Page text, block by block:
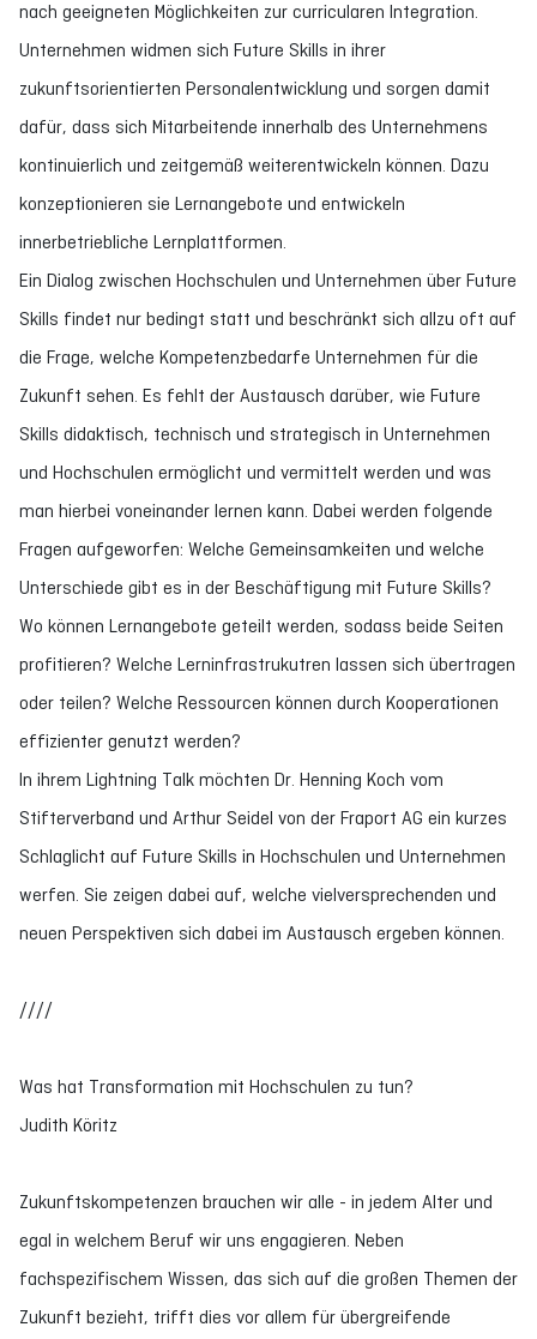
nach geeigneten Möglichkeiten zur curricularen Integration.
Unternehmen widmen sich Future Skills in ihrer
zukunftsorientierten Personalentwicklung und sorgen damit
dafür, dass sich Mitarbeitende innerhalb des Unternehmens
kontinuierlich und zeitgemäß weiterentwickeln können. Dazu
konzeptionieren sie Lernangebote und entwickeln
innerbetriebliche Lernplattformen.
Ein Dialog zwischen Hochschulen und Unternehmen über Future
Skills findet nur bedingt statt und beschränkt sich allzu oft auf
die Frage, welche Kompetenzbedarfe Unternehmen für die
Zukunft sehen. Es fehlt der Austausch darüber, wie Future
Skills didaktisch, technisch und strategisch in Unternehmen
und Hochschulen ermöglicht und vermittelt werden und was
man hierbei voneinander lernen kann. Dabei werden folgende
Fragen aufgeworfen: Welche Gemeinsamkeiten und welche
Unterschiede gibt es in der Beschäftigung mit Future Skills?
Wo können Lernangebote geteilt werden, sodass beide Seiten
profitieren? Welche Lerninfrastrukutren lassen sich übertragen
oder teilen? Welche Ressourcen können durch Kooperationen
effizienter genutzt werden?
In ihrem Lightning Talk möchten Dr. Henning Koch vom
Stifterverband und Arthur Seidel von der Fraport AG ein kurzes
Schlaglicht auf Future Skills in Hochschulen und Unternehmen
werfen. Sie zeigen dabei auf, welche vielversprechenden und
neuen Perspektiven sich dabei im Austausch ergeben können.
////
Was hat Transformation mit Hochschulen zu tun?
Judith Köritz
Zukunftskompetenzen brauchen wir alle - in jedem Alter und
egal in welchem Beruf wir uns engagieren. Neben
fachspezifischem Wissen, das sich auf die großen Themen der
Zukunft bezieht, trifft dies vor allem für übergreifende